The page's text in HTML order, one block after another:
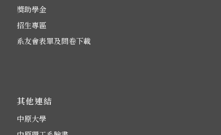
獎助學金
招生專區
系友會表單及問卷下載
其他連結
中原大學